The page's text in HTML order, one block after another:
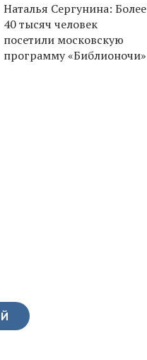
Наталья Сергунина: Более
40 тысяч человек
посетили московскую
программу «Библионочи»